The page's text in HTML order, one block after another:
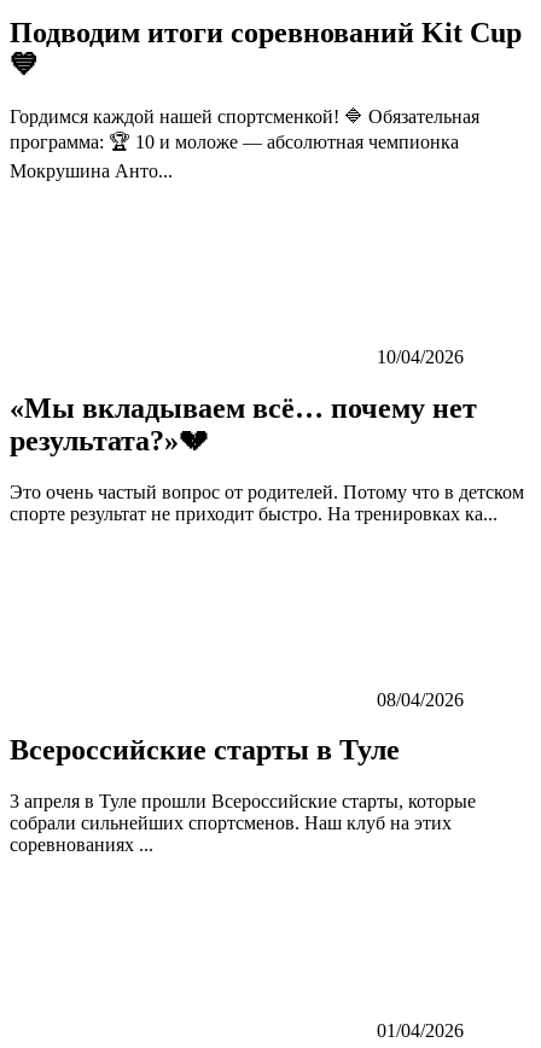
Подводим итоги соревнований Kit Cup
💙
Гордимся каждой нашей спортсменкой! 🔷 Обязательная
программа: 🏆 10 и моложе — абсолютная чемпионка
Мокрушина Анто...
10/04/2026
«Мы вкладываем всё… почему нет
результата?»💔
Это очень частый вопрос от родителей. Потому что в детском
спорте результат не приходит быстро. На тренировках ка...
08/04/2026
Всероссийские старты в Туле
3 апреля в Туле прошли Всероссийские старты, которые
собрали сильнейших спортсменов. Наш клуб на этих
соревнованиях ...
01/04/2026